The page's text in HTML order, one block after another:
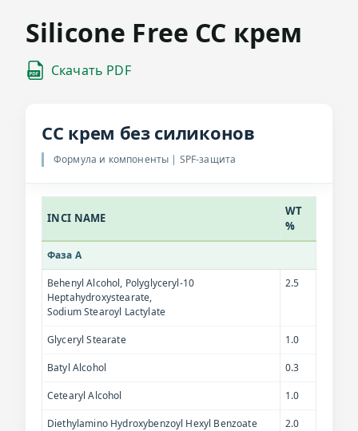
Silicone Free CC крем
Скачать PDF
СС крем без силиконов
Формула и компоненты | SPF-защита
INCI NAME
WT
%
Фаза A
Behenyl Alcohol, Polyglyceryl-10
Heptahydroxystearate,
Sodium Stearoyl Lactylate
2.5
Glyceryl Stearate 1.0
Batyl Alcohol 0.3
Cetearyl Alcohol 1.0
Diethylamino Hydroxybenzoyl Hexyl Benzoate 2.0